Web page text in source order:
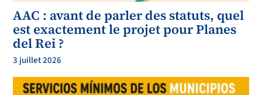
AAC : avant de parler des statuts, quel
est exactement le projet pour Planes
del Rei ?
3 juillet 2026